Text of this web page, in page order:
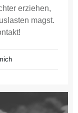
erziehen,
magst.